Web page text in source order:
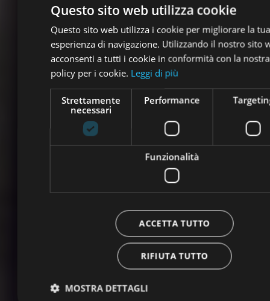
Questo sito web utilizza cookie
Questo sito web utilizza i cookie per migliorare la tua
esperienza di navigazione. Utilizzando il nostro sito
acconsenti a tutti i cookie in conformità con la nostra
policy per i cookie. Leggi di più
Strettamente
necessari
Performance
Funzionalità
ACCETTA TUTTO
RIFIUTA TUTTO
MOSTRA DETTAGLI